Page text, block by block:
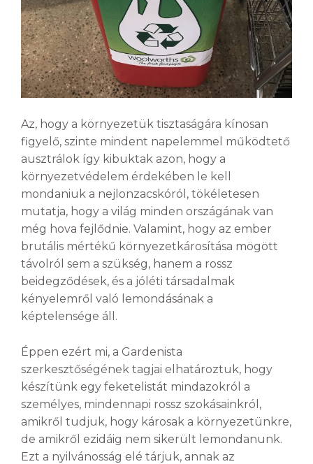
Az, hogy a környezetük tisztaságára kínosan
figyelő, szinte mindent napelemmel működtető
ausztrálok így kibuktak azon, hogy a
környezetvédelem érdekében le kell
mondaniuk a nejlonzacskóról, tökéletesen
mutatja, hogy a világ minden országának van
még hova fejlődnie. Valamint, hogy az ember
brutális mértékű környezetkárosítása mögött
távolról sem a szükség, hanem a rossz
beidegződések, és a jóléti társadalmak
kényelemről való lemondásának a
képtelensége áll.
Éppen ezért mi, a Gardenista
szerkesztőségének tagjai elhatároztuk, hogy
készítünk egy feketelistát mindazokról a
személyes, mindennapi rossz szokásainkról,
amikről tudjuk, hogy károsak a környezetünkre,
de amikről ezidáig nem sikerült lemondanunk.
Ezt a nyilvánosság elé tárjuk, annak az